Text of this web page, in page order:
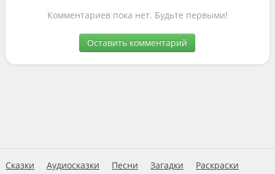
Комментариев пока нет. Будьте первыми!
Оставить комментарий
Сказки Аудиосказки Песни Загадки
Раскраски